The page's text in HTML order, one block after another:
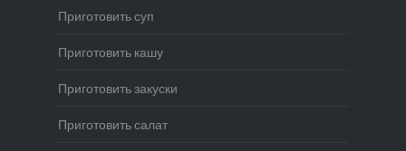
Приготовить суп
Приготовить кашу
Приготовить закуски
Приготовить салат